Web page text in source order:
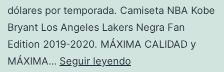
dólares por temporada. Camiseta NBA Kobe
Bryant Los Angeles Lakers Negra Fan
Edition 2019-2020. MÁXIMA CALIDAD y
MÁXIMA… Seguir leyendo